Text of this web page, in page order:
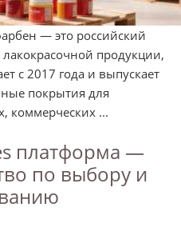
— это российский
продукции,
с 2017 года и выпускает
покрытия для
коммерческих ...
платформа —
по выбору и